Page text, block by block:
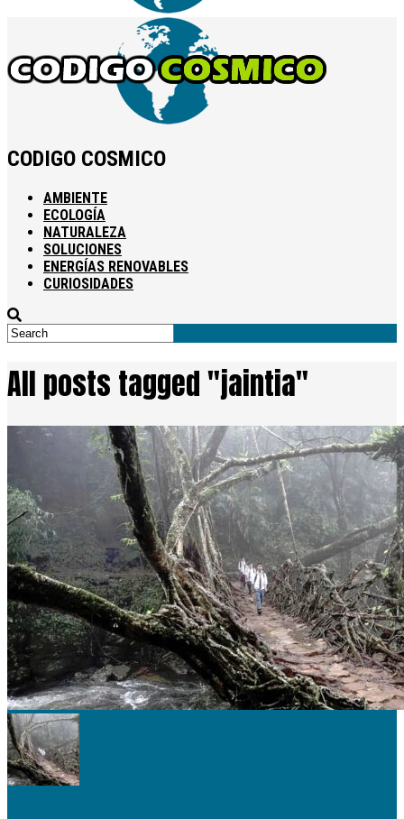
CODIGO COSMICO
AMBIENTE
ECOLOGÍA
NATURALEZA
SOLUCIONES
ENERGÍAS RENOVABLES
CURIOSIDADES
All posts tagged "jaintia"